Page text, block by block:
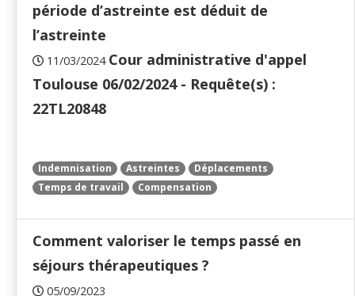
période d’astreinte est déduit de
l’astreinte
11/03/2024 Cour administrative d'appel
Toulouse 06/02/2024 - Requête(s) :
22TL20848
Indemnisation Astreintes
Déplacements
Temps de travail
Compensation
Comment valoriser le temps passé en
séjours thérapeutiques ?
05/09/2023